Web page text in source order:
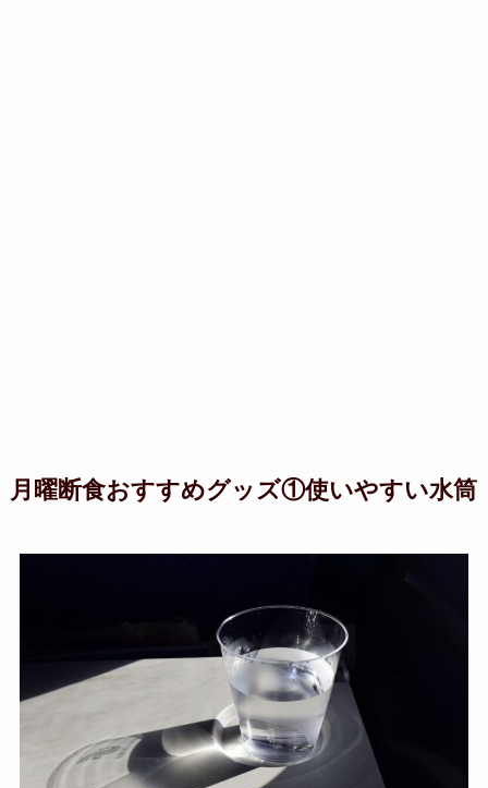
月曜断食おすすめグッズ①使いやすい水筒